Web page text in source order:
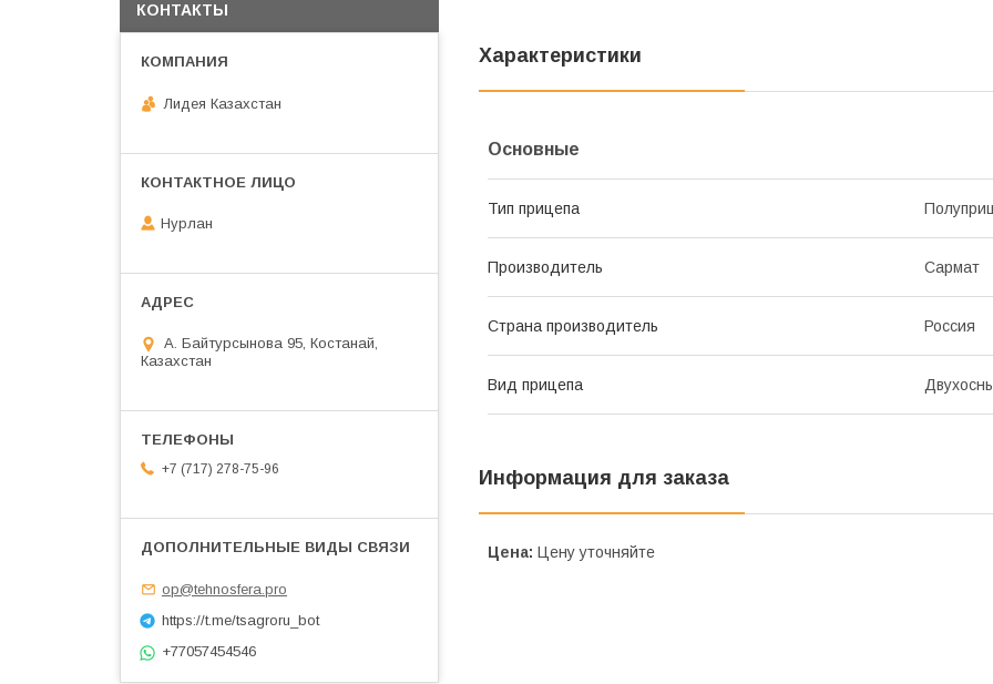
Характеристики
Основные
Тип прицепа
Производитель Сармат
Страна производитель Россия
Вид прицепа
Информация для заказа
Цена: Цену уточняйте
КОНТАКТЫ
Лидея Казахстан
Нурлан
А. Байтурсынова 95, Костанай,
Казахстан
+7 (717) 278-75-96
op@tehnosfera.pro
https://t.me/tsagroru_bot
+77057454546